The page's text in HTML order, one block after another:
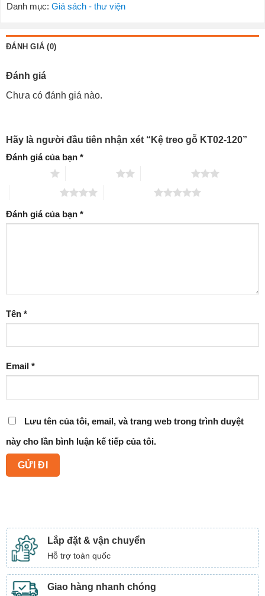
Danh mục: Giá sách - thư viện
ĐÁNH GIÁ (0)
Đánh giá
Chưa có đánh giá nào.
Hãy là người đầu tiên nhận xét “Kệ treo gỗ KT02-120”
Đánh giá của bạn *
Đánh giá của bạn *
Tên *
Email *
Lưu tên của tôi, email, và trang web trong trình duyệt
này cho lần bình luận kế tiếp của tôi.
Lắp đặt & vận chuyển
Hỗ trợ toàn quốc
Giao hàng nhanh chóng